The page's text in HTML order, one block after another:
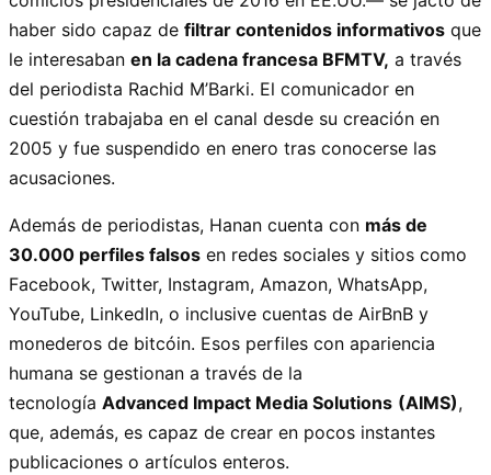
haber sido capaz de filtrar contenidos informativos que
le interesaban en la cadena francesa BFMTV, a través
del periodista Rachid M’Barki. El comunicador en
cuestión trabajaba en el canal desde su creación en
2005 y fue suspendido en enero tras conocerse las
acusaciones.
Además de periodistas, Hanan cuenta con más de
30.000 perfiles falsos en redes sociales y sitios como
Facebook, Twitter, Instagram, Amazon, WhatsApp,
YouTube, LinkedIn, o inclusive cuentas de AirBnB y
monederos de bitcóin. Esos perfiles con apariencia
humana se gestionan a través de la
tecnología Advanced Impact Media Solutions (AIMS),
que, además, es capaz de crear en pocos instantes
publicaciones o artículos enteros.